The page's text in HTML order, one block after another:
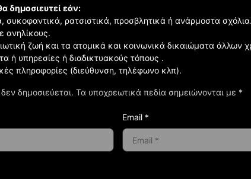
δημοσιεύεται. Τα υποχρεωτικά πεδία σημειώνονται με *
δημοσιευτεί εάν:
συκοφαντικά, ρατσιστικά, προσβλητικά ή ανάρμοστα
ανηλίκους.
ζωή και τα ατομικά και κοινωνικά δικαιώματα άλλων
ή υπηρεσίες ή διαδικτυακούς τόπους .
πληροφορίες (διεύθυνση, τηλέφωνο κλπ).
Email *